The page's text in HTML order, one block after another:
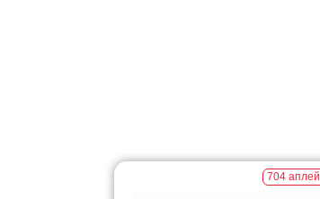
704 аплей